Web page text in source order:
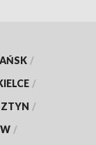
/
/
/
/